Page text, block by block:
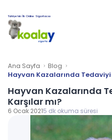
Türkiye’nin İlk Online Sigortacısı
Ana Sayfa
Blog
Hayvan Kazalarında Tedaviyi
Hayvan Kazalarında
Karşılar mı?
6 Ocak 20215 dk okuma süresi